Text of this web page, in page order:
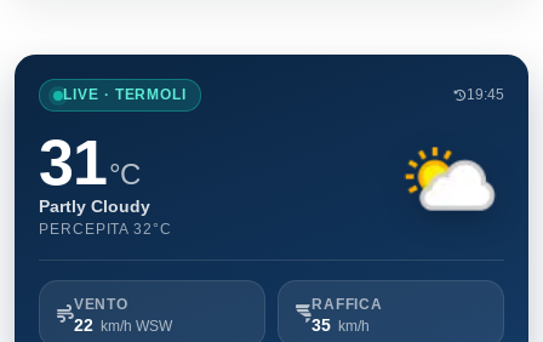
LIVE · TERMOLI 19:45
31°C
Partly Cloudy
PERCEPITA 32°C
VENTO
22 km/h WSW
RAFFICA
35 km/h